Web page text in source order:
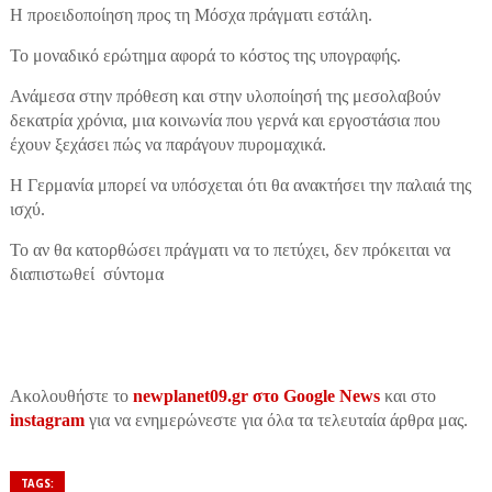
Η προειδοποίηση προς τη Μόσχα πράγματι εστάλη.
Το μοναδικό ερώτημα αφορά το κόστος της υπογραφής.
Ανάμεσα στην πρόθεση και στην υλοποίησή της μεσολαβούν
δεκατρία χρόνια, μια κοινωνία που γερνά και εργοστάσια που
έχουν ξεχάσει πώς να παράγουν πυρομαχικά.
Η Γερμανία μπορεί να υπόσχεται ότι θα ανακτήσει την παλαιά της
ισχύ.
Το αν θα κατορθώσει πράγματι να το πετύχει, δεν πρόκειται να
διαπιστωθεί σύντομα
Ακολουθήστε το newplanet09.gr στο Google Newsκαι στο
instagramγια να ενημερώνεστε για όλα τα τελευταία άρθρα μας.
TAGS: